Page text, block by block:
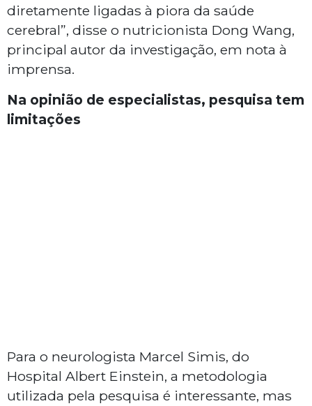
diretamente ligadas à piora da saúde
cerebral”, disse o nutricionista Dong Wang,
principal autor da investigação, em nota à
imprensa.
Na opinião de especialistas, pesquisa tem
limitações
Para o neurologista Marcel Simis, do
Hospital Albert Einstein, a metodologia
utilizada pela pesquisa é interessante, mas